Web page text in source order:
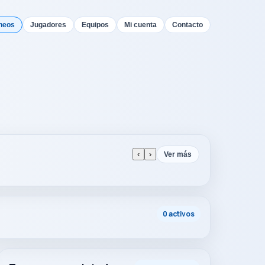
Jugadores Equipos Mi cuenta Contacto
‹ › Ver más
0 activos